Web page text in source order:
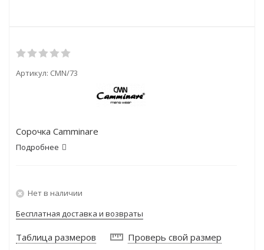
Артикул: CMN/73
Сорочка Camminare
Подробнее
Нет в наличии
Бесплатная доставка и возвраты
Таблица размеров Проверь свой размер